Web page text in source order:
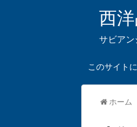
西
サビアン
このサイト
ホーム